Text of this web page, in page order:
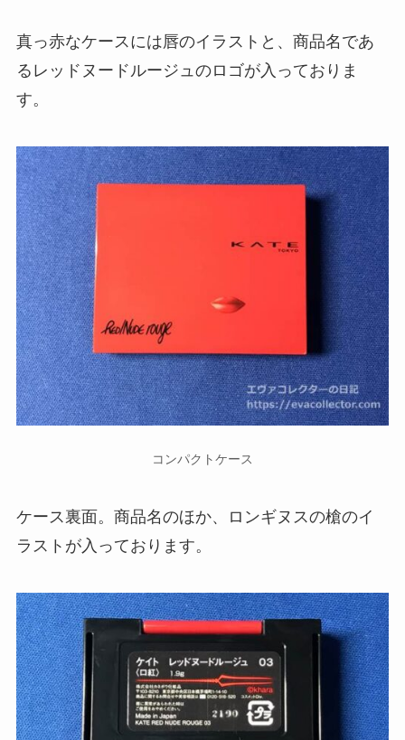
真っ赤なケースには唇のイラストと、商品名であ
るレッドヌードルージュのロゴが入っておりま
す。
コンパクトケース
ケース裏面。商品名のほか、ロンギヌスの槍のイ
ラストが入っております。